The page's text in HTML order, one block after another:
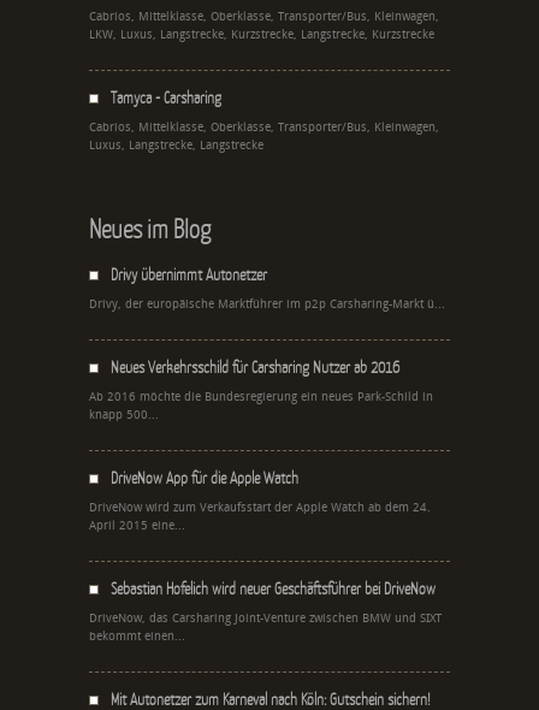
Cabrios, Mittelklasse, Oberklasse, Transporter/Bus, Kleinwagen,
LKW, Luxus, Langstrecke, Kurzstrecke, Langstrecke, Kurzstrecke
Tamyca - Carsharing
Cabrios, Mittelklasse, Oberklasse, Transporter/Bus, Kleinwagen,
Luxus, Langstrecke, Langstrecke
Neues im Blog
Drivy übernimmt Autonetzer
Drivy, der europäische Marktführer im p2p Carsharing-Markt ü...
Neues Verkehrsschild für Carsharing Nutzer ab 2016
Ab 2016 möchte die Bundesregierung ein neues Park-Schild in
knapp 500...
DriveNow App für die Apple Watch
DriveNow wird zum Verkaufsstart der Apple Watch ab dem 24.
April 2015 eine...
Sebastian Hofelich wird neuer Geschäftsführer bei DriveNow
DriveNow, das Carsharing Joint-Venture zwischen BMW und SIXT
bekommt einen...
Mit Autonetzer zum Karneval nach Köln: Gutschein sichern!